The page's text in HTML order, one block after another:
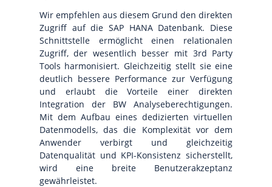
Wir empfehlen aus diesem Grund den direkten
Zugriff auf die SAP HANA Datenbank. Diese
Schnittstelle ermöglicht einen relationalen
Zugriff, der wesentlich besser mit 3rd Party
Tools harmonisiert. Gleichzeitig stellt sie eine
deutlich bessere Performance zur Verfügung
und erlaubt die Vorteile einer direkten
Integration der BW Analyseberechtigungen.
Mit dem Aufbau eines dedizierten virtuellen
Datenmodells, das die Komplexität vor dem
Anwender verbirgt und gleichzeitig
Datenqualität und KPI-Konsistenz sicherstellt,
wird eine breite Benutzerakzeptanz
gewährleistet.